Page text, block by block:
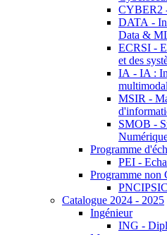
CYBER2
DATA -
Data &
ECRSI -
et des
IA - IA :
MSIR -
SMOB -
Programme
PEI -
Programme non
Catalogue 2024 - 2025
Ingénieur
ING -